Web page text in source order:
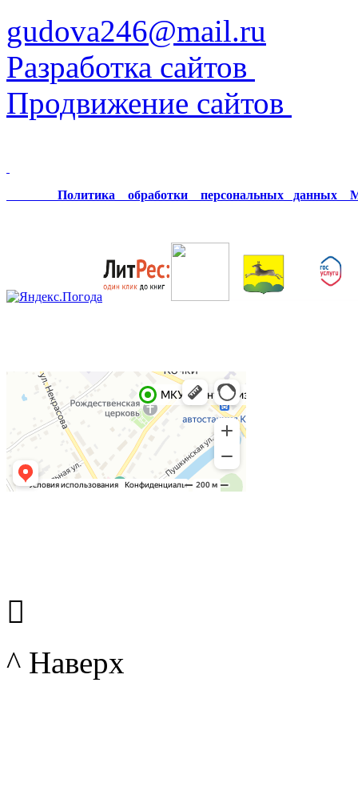
gudova246@mail.ru
Разработка сайтов
Продвижение сайтов
Политика обработки персональных данных

^ Наверх